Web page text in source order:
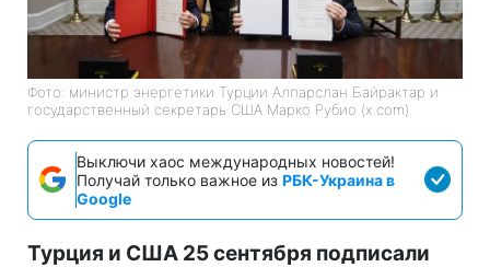
Фото: министр энергетики Турции Алпарслан Байрактар и
государственный секретарь США Марко Рубио (x.com)
Выключи хаос международных новостей!
Получай только важное из РБК-Украина в
Google
Турция и США 25 сентября подписали